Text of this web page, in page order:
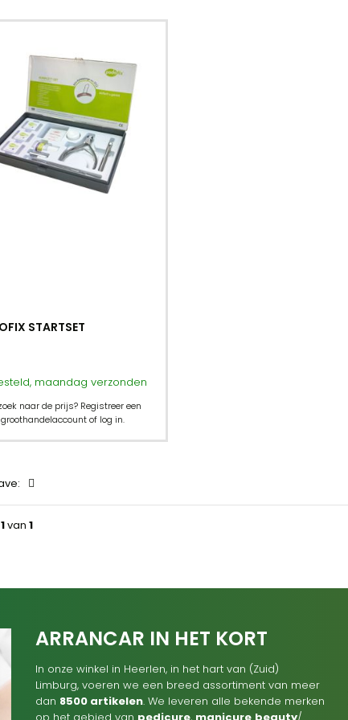
STARTSET
maandag verzonden
naar de prijs? Registreer een
groothandelaccount of log in.
1van 1
ARRANCAR IN HET KORT
In onze winkel in Heerlen, in het hart van (Zuid)
Limburg, voeren we een breed assortiment van meer
dan 8500 artikelen. We leveren alle bekende merken